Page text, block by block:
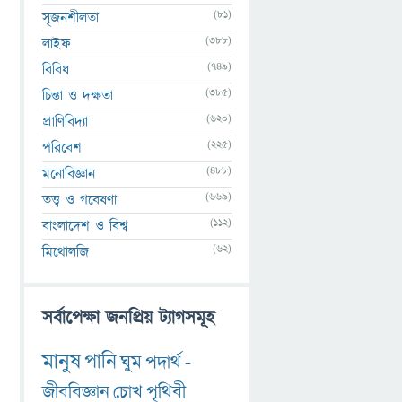
সৃজনশীলতা (81)
লাইফ (388)
বিবিধ (749)
চিন্তা ও দক্ষতা (385)
প্রাণিবিদ্যা (620)
পরিবেশ (225)
মনোবিজ্ঞান (488)
তত্ত্ব ও গবেষণা (669)
বাংলাদেশ ও বিশ্ব (112)
মিথোলজি (62)
সর্বাপেক্ষা জনপ্রিয় ট্যাগসমূহ
মানুষপানিঘুমপদার্থ-
জীববিজ্ঞানচোখপৃথিবী